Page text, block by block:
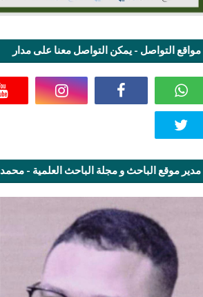
مواقع التواصل - يمكن التواصل معنا على مدار
مدير موقع الباحث و مجلة الباحث العلمية - محمد